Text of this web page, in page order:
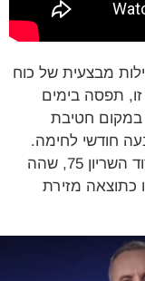
מבצעית של כוח
תפסה בימים
חטיבת
לחימה.
הכוח, שפעל תחת צוות קרב גדודי של גדוד השריון 75, שהה
מזירת